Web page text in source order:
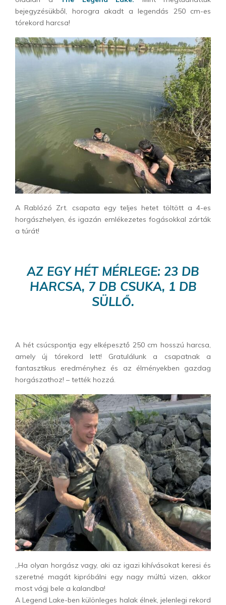
bejegyzésükből, horogra akadt a legendás 250 cm-es
tórekord harcsa!
A Rablózó Zrt. csapata egy teljes hetet töltött a 4-es
horgászhelyen, és igazán emlékezetes fogásokkal zárták
a túrát!
AZ EGY HÉT MÉRLEGE: 23 DB
HARCSA, 7 DB CSUKA, 1 DB
SÜLLŐ.
A hét csúcspontja egy elképesztő 250 cm hosszú harcsa,
amely új tórekord lett! Gratulálunk a csapatnak a
fantasztikus eredményhez és az élményekben gazdag
horgászathoz! – tették hozzá.
„Ha olyan horgász vagy, aki az igazi kihívásokat keresi és
szeretné magát kipróbálni egy nagy múltú vizen, akkor
most vágj bele a kalandba!
A Legend Lake-ben különleges halak élnek, jelenlegi rekord